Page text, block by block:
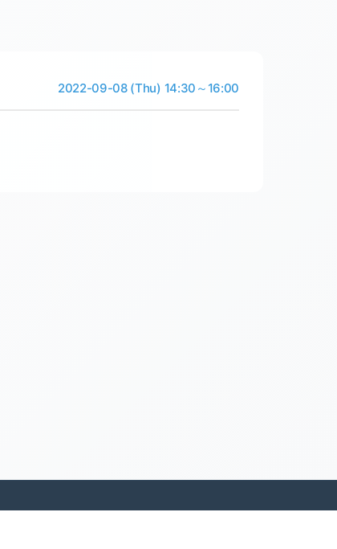
2022-09-08 (Thu) 14:30～16:00